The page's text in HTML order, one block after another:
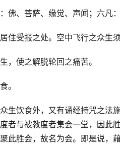
佛、菩萨、缘觉、声闻；六凡
住受报之处。空中飞行之众生
，使之解脱轮回之痛苦。
。
生饮食外，又有诵经持咒之
者与被教度者集会一堂，因此
此胜会，故名为会。即是说，